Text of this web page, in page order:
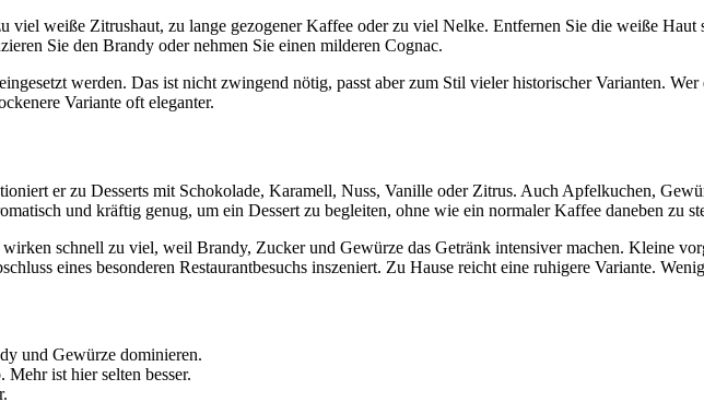
viel weiße Zitrushaut, zu lange gezogener Kaffee oder zu viel Nelke. Entfernen Sie die weiße Haut
Sie den Brandy oder nehmen Sie einen milderen Cognac.
werden. Das ist nicht zwingend nötig, passt aber zum Stil vieler historischer Varianten.
Variante oft eleganter.
er zu Desserts mit Schokolade, Karamell, Nuss, Vanille oder Zitrus. Auch Apfelkuchen,
und kräftig genug, um ein Dessert zu begleiten, ohne wie ein normaler Kaffee daneben zu
schnell zu viel, weil Brandy, Zucker und Gewürze das Getränk intensiver machen. Kleine
eines besonderen Restaurantbesuchs inszeniert. Zu Hause reicht eine ruhigere Variante.
und Gewürze dominieren.
ist hier selten besser.